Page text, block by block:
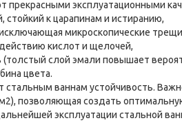
эксплуатационными
стойкий к царапинам и истиранию,
микроскопические
кислот и щелочей,
слой эмали повышает
цвета.
ваннам устойчивость.
позволяющая создать
эксплуатации стальной